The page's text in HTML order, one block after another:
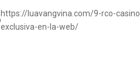
https://luavangvina.com/9-rco-
exclusiva-en-la-web/